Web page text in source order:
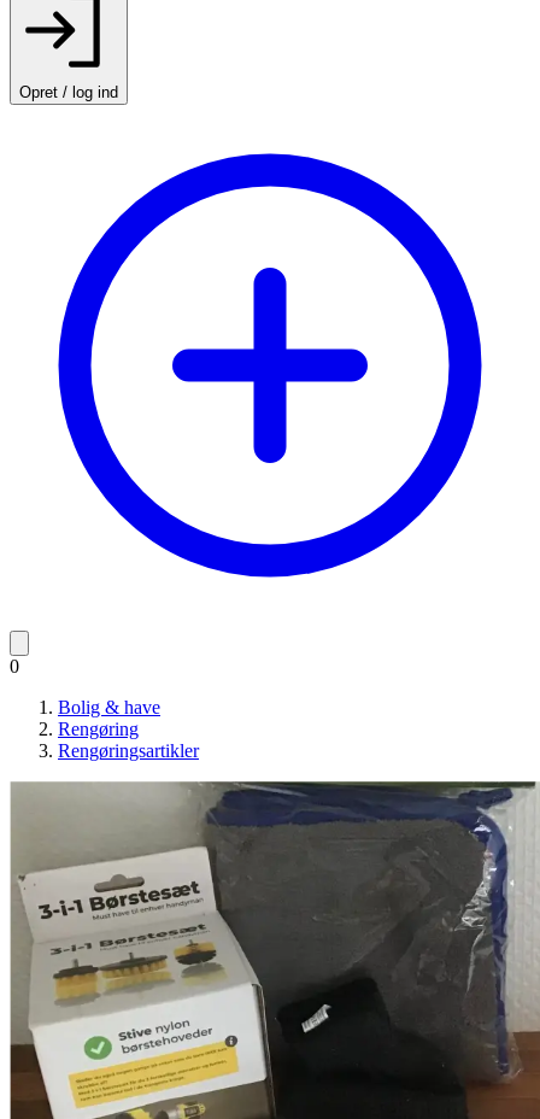
Opret / log ind
0
Bolig & have
Rengøring
Rengøringsartikler